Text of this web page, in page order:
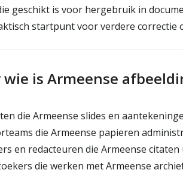
geschikt is voor hergebruik in
startpunt voor verdere correctie
wie is Armeense
die Armeense slides en
die Armeense papieren
en redacteuren die Armeense
die werken met Armeense